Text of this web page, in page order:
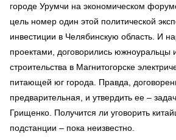
городе Урумчи на экономическом
цель номер один этой политической
инвестиции в Челябинскую область. И
проектами, договорились южноуральцы
строительства в Магнитогорске
питающей юг города. Правда,
предварительная, и утвердить ее –
Грищенко. Получится ли уговорить
подстанции – пока неизвестно.